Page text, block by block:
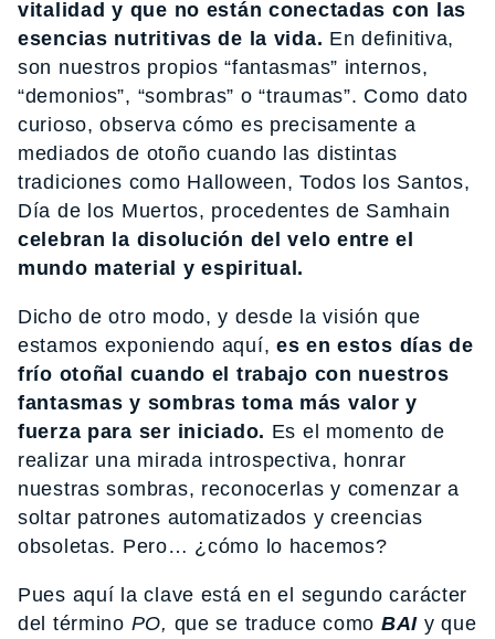
vitalidad y que no están conectadas con las
esencias nutritivas de la vida. En definitiva,
son nuestros propios “fantasmas” internos,
“demonios”, “sombras” o “traumas”. Como dato
curioso, observa cómo es precisamente a
mediados de otoño cuando las distintas
tradiciones como Halloween, Todos los Santos,
Día de los Muertos, procedentes de Samhain
celebran la disolución del velo entre el
mundo material y espiritual.
Dicho de otro modo, y desde la visión que
estamos exponiendo aquí,es en estos días de
frío otoñal cuando el trabajo con nuestros
fantasmas y sombras toma más valor y
fuerza para ser iniciado. Es el momento de
realizar una mirada introspectiva, honrar
nuestras sombras, reconocerlas y comenzar a
soltar patrones automatizados y creencias
obsoletas. Pero… ¿cómo lo hacemos?
Pues aquí la clave está en el segundo carácter
del término PO, que se traduce como BAI y que